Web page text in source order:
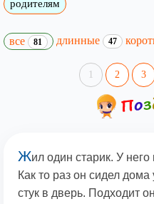
родителям
все 81 длинные 47
1 2 3
Жил один старик. У
Как то раз он сидел
стук в дверь. Подходит